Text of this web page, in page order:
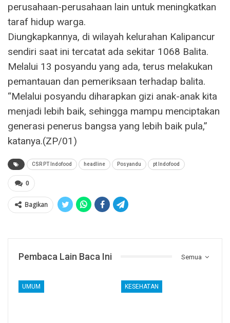
perusahaan-perusahaan lain untuk meningkatkan
taraf hidup warga.
Diungkapkannya, di wilayah kelurahan Kalipancur
sendiri saat ini tercatat ada sekitar 1068 Balita.
Melalui 13 posyandu yang ada, terus melakukan
pemantauan dan pemeriksaan terhadap balita.
“Melalui posyandu diharapkan gizi anak-anak kita
menjadi lebih baik, sehingga mampu menciptakan
generasi penerus bangsa yang lebih baik pula,”
katanya.(ZP/01)
CSR PT Indofood headline Posyandu pt Indofood
0
Bagikan
Semua
Pembaca Lain Baca Ini
UMUM KESEHATAN